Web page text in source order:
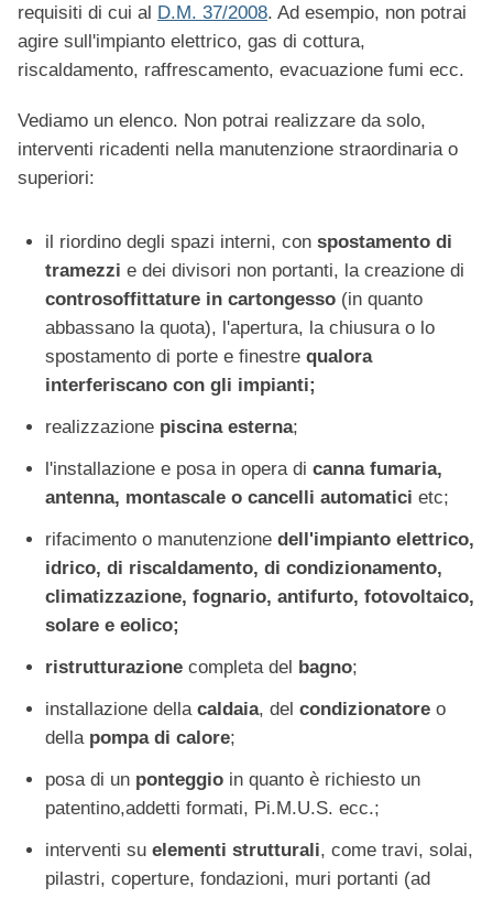
requisiti di cui al D.M. 37/2008. Ad esempio, non potrai
agire sull'impianto elettrico, gas di cottura,
riscaldamento, raffrescamento, evacuazione fumi ecc.
Vediamo un elenco. Non potrai realizzare da solo,
interventi ricadenti nella manutenzione straordinaria o
superiori:
il riordino degli spazi interni, con spostamento di
tramezzi e dei divisori non portanti, la creazione di
controsoffittature in cartongesso (in quanto
abbassano la quota), l'apertura, la chiusura o lo
spostamento di porte e finestre qualora
interferiscano con gli impianti;
realizzazione piscina esterna;
l'installazione e posa in opera di canna fumaria,
antenna, montascale o cancelli automatici etc;
rifacimento o manutenzione dell'impianto elettrico,
idrico, di riscaldamento, di condizionamento,
climatizzazione, fognario, antifurto, fotovoltaico,
solare e eolico;
ristrutturazione completa del bagno;
installazione della caldaia, del condizionatore o
della pompa di calore;
posa di un ponteggio in quanto è richiesto un
patentino,addetti formati, Pi.M.U.S. ecc.;
interventi su elementi strutturali, come travi, solai,
pilastri, coperture, fondazioni, muri portanti (ad